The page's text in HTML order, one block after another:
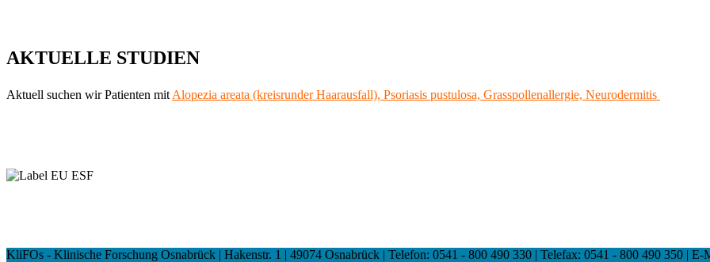
AKTUELLE STUDIEN
Aktuell suchen wir Patienten mit Alopezia areata (kreisrunder Haarausfall), Psoriasis pustulosa, Grasspollenallergie, Neurodermitis
KliFOs - Klinische Forschung Osnabrück | Hakenstr. 1 | 49074 Osnabrück | Telefon: 0541 - 800 490 330 | Telefax: 0541 - 800 490 350 |